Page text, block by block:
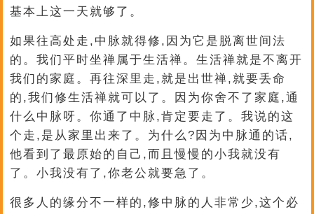
基本上这一天就够了。
如果往高处走,中脉就得修,因为它是脱离世间法
的。我们平时坐禅属于生活禅。生活禅就是不离开
我们的家庭。再往深里走,就是出世禅,就要丢命
的,我们修生活禅就可以了。因为你舍不了家庭,通
什么中脉呀。你通了中脉,肯定要走了。我说的这
个走,是从家里出来了。为什么?因为中脉通的话,
他看到了最原始的自己,而且慢慢的小我就没有
了。小我没有了,你老公就要急了。
很多人的缘分不一样的,修中脉的人非常少,这个必